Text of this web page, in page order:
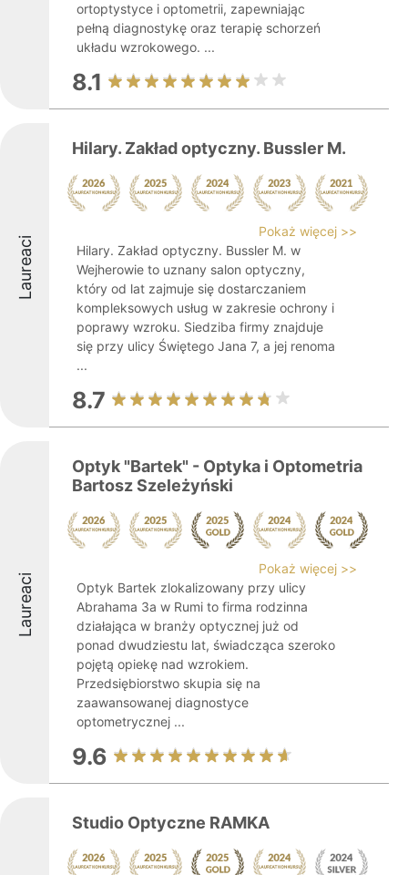
ortoptystyce i optometrii, zapewniając
pełną diagnostykę oraz terapię schorzeń
układu wzrokowego. ...
8.1
Laureaci
Hilary. Zakład optyczny. Bussler M.
Pokaż więcej >>
Hilary. Zakład optyczny. Bussler M. w
Wejherowie to uznany salon optyczny,
który od lat zajmuje się dostarczaniem
kompleksowych usług w zakresie ochrony i
poprawy wzroku. Siedziba firmy znajduje
się przy ulicy Świętego Jana 7, a jej renoma
...
8.7
Laureaci
Optyk "Bartek" - Optyka i Optometria
Bartosz Szeleżyński
Pokaż więcej >>
Optyk Bartek zlokalizowany przy ulicy
Abrahama 3a w Rumi to firma rodzinna
działająca w branży optycznej już od
ponad dwudziestu lat, świadcząca szeroko
pojętą opiekę nad wzrokiem.
Przedsiębiorstwo skupia się na
zaawansowanej diagnostyce
optometrycznej ...
9.6
Studio Optyczne RAMKA